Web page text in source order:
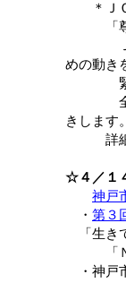
＊ＪＣ
「尊厳
ＪＣＩ
めの動き
緊急勉
全国遷
きします
詳細
☆４／１
神戸
・ 第３
「生き
「ＮＰ
・神戸